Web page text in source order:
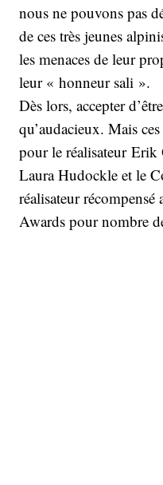
nous ne pouvons pas
de ces très jeunes
les menaces de leur
leur « honneur sali ».
Dès lors, accepter
qu’audacieux. Mais
pour le réalisateur Erik
Laura Hudockle et le
réalisateur
Awards pour nombre